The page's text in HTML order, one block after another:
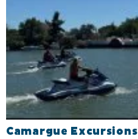
Camargue Excursions